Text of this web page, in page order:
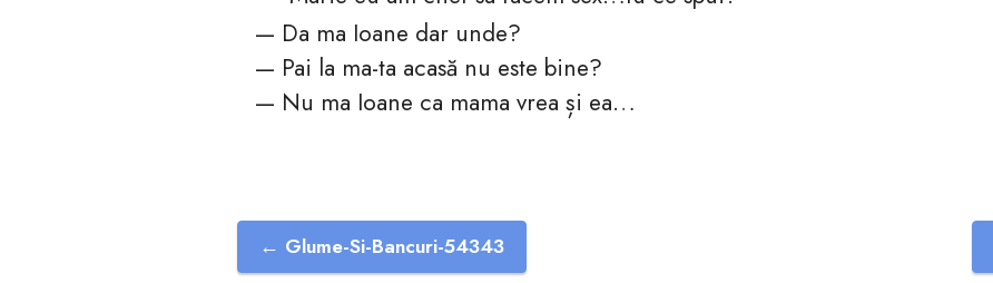
— Da ma Ioane dar unde?
— Pai la ma-ta acasă nu este bine?
— Nu ma Ioane ca mama vrea și ea…
← Glume-Si-Bancuri-54343